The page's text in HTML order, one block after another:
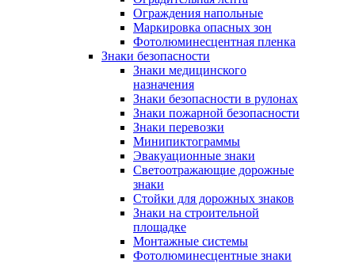
Ограждения напольные
Маркировка опасных зон
Фотолюминесцентная пленка
Знаки безопасности
Знаки медицинского
назначения
Знаки безопасности в рулонах
Знаки пожарной безопасности
Знаки перевозки
Минипиктограммы
Эвакуационные знаки
Светоотражающие дорожные
знаки
Стойки для дорожных знаков
Знаки на строительной
площадке
Монтажные системы
Фотолюминесцентные знаки